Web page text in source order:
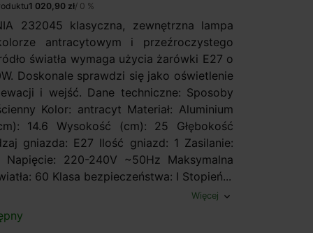
1 020,90 zł/ 0 %
232045 klasyczna, zewnętrzna lampa
antracytowym i przeźroczystego
światła wymaga użycia żarówki E27 o
Doskonale sprawdzi się jako oświetlenie
i wejść. Dane techniczne: Sposoby
Kolor: antracyt Materiał: Aluminium
14.6 Wysokość (cm): 25 Głębokość
gniazda: E27 Ilość gniazd: 1 Zasilanie:
220-240V ~50Hz Maksymalna
60 Klasa bezpieczeństwa: I Stopień...
Więcej expand_more